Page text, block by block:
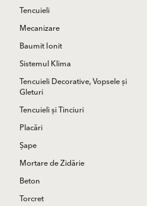
Tencuieli
Mecanizare
Baumit Ionit
Sistemul Klima
Tencuieli Decorative, Vopsele și
Gleturi
Tencuieli și Tinciuri
Placări
Șape
Mortare de Zidărie
Beton
Torcret